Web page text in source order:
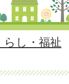
らし・福祉